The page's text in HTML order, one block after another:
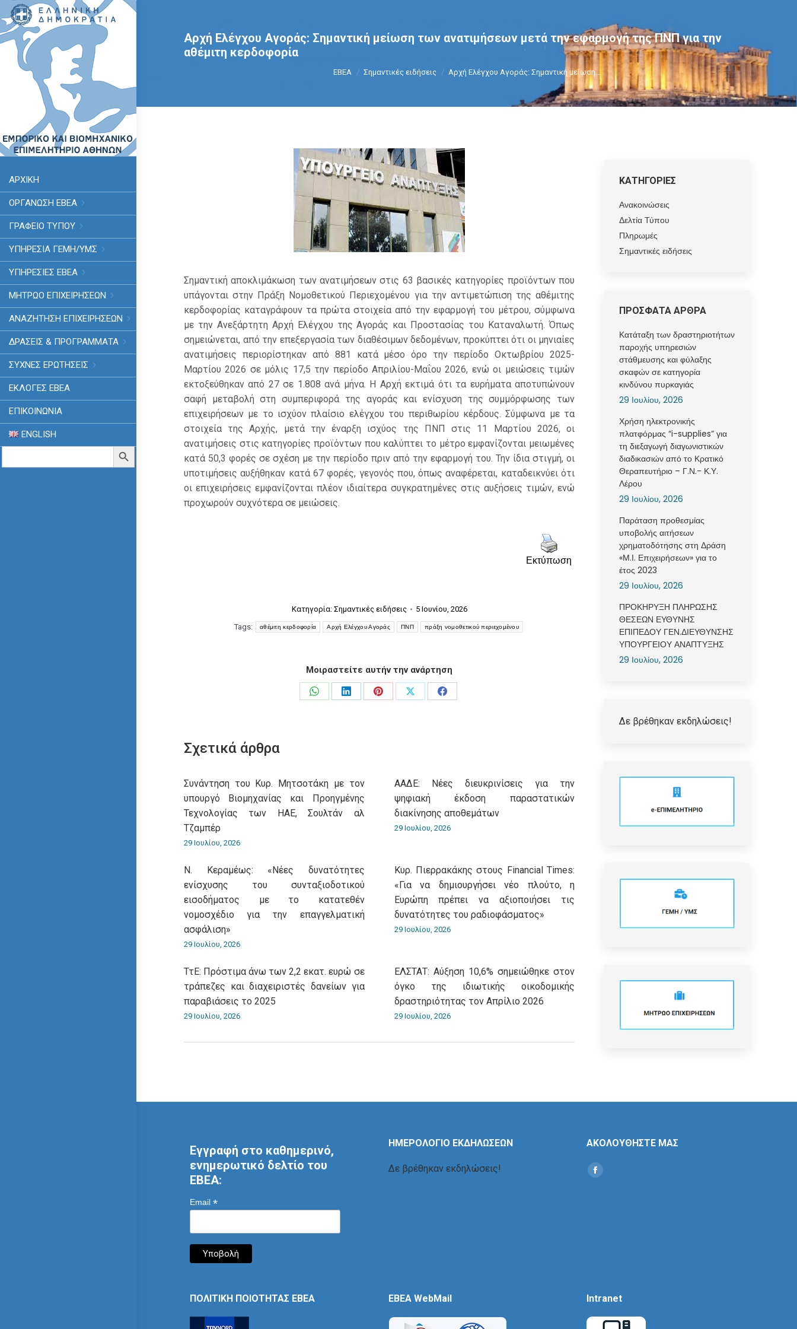
ΑΡΧΙΚΗ
ΟΡΓΑΝΩΣΗ ΕΒΕΑ
ΓΡΑΦΕΙΟ ΤΥΠΟΥ
ΥΠΗΡΕΣΊΑ ΓΕΜΗ/ΥΜΣ
ΥΠΗΡΕΣΙΕΣ ΕΒΕΑ
ΜΗΤΡΩΟ ΕΠΙΧΕΙΡΗΣΕΩΝ
ΑΝΑΖΗΤΗΣΗ ΕΠΙΧΕΙΡΗΣΕΩΝ
ΔΡΑΣΕΙΣ & ΠΡΟΓΡΑΜΜΑΤΑ
ΣΥΧΝΕΣ ΕΡΩΤΗΣΕΙΣ
ΕΚΛΟΓΈΣ ΕΒΕΑ
ΕΠΙΚΟΙΝΩΝΙΑ
ENGLISH
Search
Search Button
Αρχή Ελέγχου Αγοράς: Σημαντική μείωση των ανατιμήσεων μετά την εφαρμογή της ΠΝΠ για την
αθέμιτη κερδοφορία
You are here:
ΕΒΕΑ Σημαντικές ειδήσεις Αρχή Ελέγχου Αγοράς: Σημαντική μείωση…
Σημαντική αποκλιμάκωση των ανατιμήσεων στις 63 βασικές κατηγορίες προϊόντων που
υπάγονται στην Πράξη Νομοθετικού Περιεχομένου για την αντιμετώπιση της αθέμιτης
κερδοφορίας καταγράφουν τα πρώτα στοιχεία από την εφαρμογή του μέτρου, σύμφωνα
με την Ανεξάρτητη Αρχή Ελέγχου της Αγοράς και Προστασίας του Καταναλωτή. Όπως
σημειώνεται, από την επεξεργασία των διαθέσιμων δεδομένων, προκύπτει ότι οι μηνιαίες
ανατιμήσεις περιορίστηκαν από 881 κατά μέσο όρο την περίοδο Οκτωβρίου 2025-
Μαρτίου 2026 σε μόλις 17,5 την περίοδο Απριλίου-Μαΐου 2026, ενώ οι μειώσεις τιμών
εκτοξεύθηκαν από 27 σε 1.808 ανά μήνα. Η Αρχή εκτιμά ότι τα ευρήματα αποτυπώνουν
σαφή μεταβολή στη συμπεριφορά της αγοράς και ενίσχυση της συμμόρφωσης των
επιχειρήσεων με το ισχύον πλαίσιο ελέγχου του περιθωρίου κέρδους. Σύμφωνα με τα
στοιχεία της Αρχής, μετά την έναρξη ισχύος της ΠΝΠ στις 11 Μαρτίου 2026, οι
ανατιμήσεις στις κατηγορίες προϊόντων που καλύπτει το μέτρο εμφανίζονται μειωμένες
κατά 50,3 φορές σε σχέση με την περίοδο πριν από την εφαρμογή του. Την ίδια στιγμή, οι
υποτιμήσεις αυξήθηκαν κατά 67 φορές, γεγονός που, όπως αναφέρεται, καταδεικνύει ότι
οι επιχειρήσεις εμφανίζονται πλέον ιδιαίτερα συγκρατημένες στις αυξήσεις τιμών, ενώ
προχωρούν συχνότερα σε μειώσεις.
Εκτύπωση
Κατηγορία: Σημαντικές ειδήσεις
5 Ιουνίου, 2026
Tags:
αθέμιτη κερδοφορία Αρχή Ελέγχου Αγοράς ΠΝΠ πράξη νομοθετικού περιεχομένου
Μοιραστείτε αυτήν την ανάρτηση
Share
Share
Share
Share
Share
Σχετικά άρθρα
Συνάντηση του Κυρ. Μητσοτάκη με τον
υπουργό Βιομηχανίας και Προηγμένης
Τεχνολογίας των ΗΑΕ, Σουλτάν αλ
Τζαμπέρ
29 Ιουλίου, 2026
ΑΑΔΕ: Νέες διευκρινίσεις για την
ψηφιακή έκδοση παραστατικών
διακίνησης αποθεμάτων
29 Ιουλίου, 2026
Ν. Κεραμέως: «Νέες δυνατότητες
ενίσχυσης του συνταξιοδοτικού
εισοδήματος με το κατατεθέν
νομοσχέδιο για την επαγγελματική
ασφάλιση»
29 Ιουλίου, 2026
Κυρ. Πιερρακάκης στους Financial Times:
«Για να δημιουργήσει νέο πλούτο, η
Ευρώπη πρέπει να αξιοποιήσει τις
δυνατότητες του ραδιοφάσματος»
29 Ιουλίου, 2026
ΤτΕ: Πρόστιμα άνω των 2,2 εκατ. ευρώ σε
τράπεζες και διαχειριστές δανείων για
παραβιάσεις το 2025
29 Ιουλίου, 2026
ΕΛΣΤΑΤ: Αύξηση 10,6% σημειώθηκε στον
όγκο της ιδιωτικής οικοδομικής
δραστηριότητας τον Απρίλιο 2026
29 Ιουλίου, 2026
ΚΑΤΗΓΟΡΙΕΣ
Ανακοινώσεις
Δελτία Τύπου
Πληρωμές
Σημαντικές ειδήσεις
ΠΡΟΣΦΑΤΑ ΑΡΘΡΑ
Κατάταξη των δραστηριοτήτων
παροχής υπηρεσιών
στάθμευσης και φύλαξης
σκαφών σε κατηγορία
κινδύνου πυρκαγιάς
29 Ιουλίου, 2026
Χρήση ηλεκτρονικής
πλατφόρμας “i-supplies” για
τη διεξαγωγή διαγωνιστικών
διαδικασιών από το Κρατικό
Θεραπευτήριο – Γ.Ν.- Κ.Υ.
Λέρου
29 Ιουλίου, 2026
Παράταση προθεσμίας
υποβολής αιτήσεων
χρηματοδότησης στη Δράση
«Μ.Ι. Επιχειρήσεων» για το
έτος 2023
29 Ιουλίου, 2026
ΠΡΟΚΗΡΥΞΗ ΠΛΗΡΩΣΗΣ
ΘΕΣΕΩΝ ΕΥΘΥΝΗΣ
ΕΠΙΠΕΔΟΥ ΓΕΝ.ΔΙΕΥΘΥΝΣΗΣ
ΥΠΟΥΡΓΕΙΟΥ ΑΝΑΠΤΥΞΗΣ
29 Ιουλίου, 2026
Δε βρέθηκαν εκδηλώσεις!
Εγγραφή στο καθημερινό,
ενημερωτικό δελτίο του
ΕΒΕΑ:
Email *
ΗΜΕΡΟΛΟΓΙΟ ΕΚΔΗΛΩΣΕΩΝ
Δε βρέθηκαν εκδηλώσεις!
ΑΚΟΛΟΥΘΗΣΤΕ ΜΑΣ
Find us on:
Social
ΠΟΛΙΤΙΚΗ ΠΟΙΟΤΗΤΑΣ ΕΒΕΑ EBEA WebMail Intranet